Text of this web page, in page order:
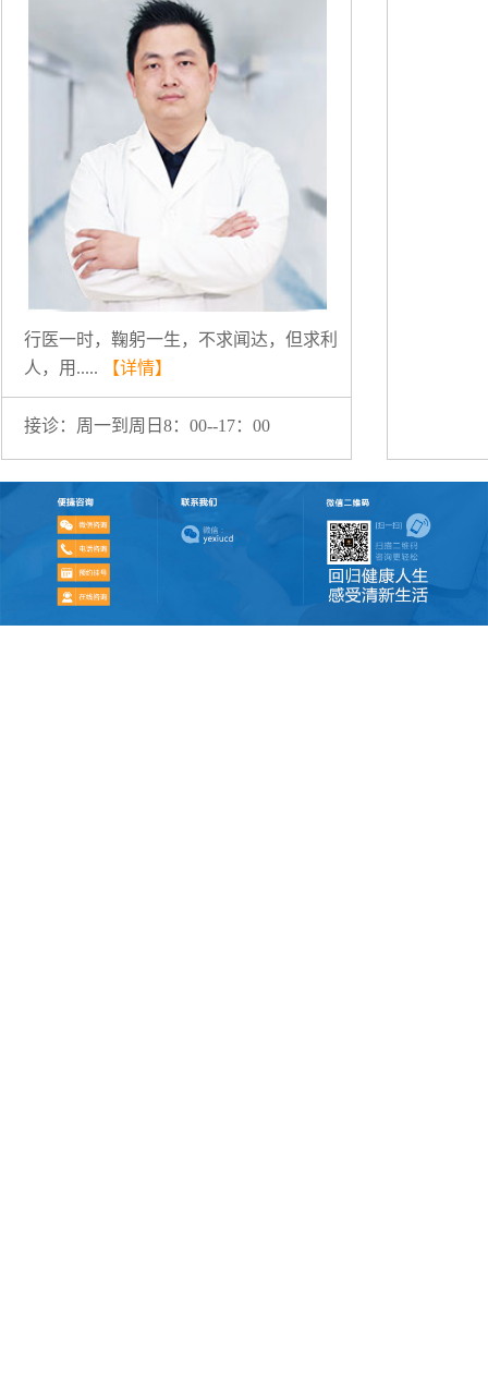
行医一时，鞠躬一生，不求闻达，但求利
人，用.....
【详情】
接诊：周一到周日8：00--17：00